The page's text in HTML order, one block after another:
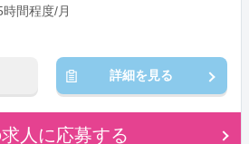
間程度/月
詳細を見る
人に応募する